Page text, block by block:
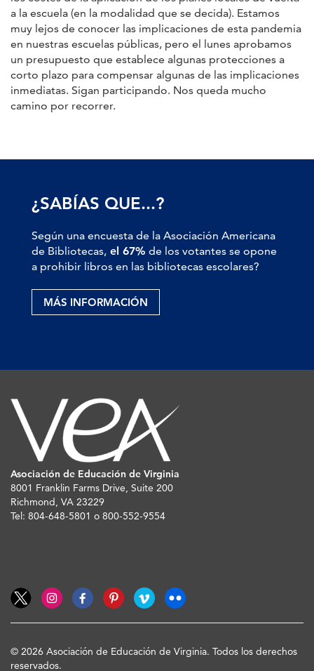
a la escuela (en la modalidad que se decida). Estamos
muy lejos de conocer las implicaciones de esta pandemia
en nuestras escuelas públicas, pero el lunes aprobamos
un presupuesto que establece algunas protecciones a
corto plazo para compensar algunas de las implicaciones
inmediatas. Sigan participando. Nos queda mucho
camino por recorrer.
¿SABÍAS QUE...?
Según una encuesta de la Asociación Americana
de Bibliotecas, el 67% de los votantes se opone
a prohibir libros en las bibliotecas escolares?
MÁS INFORMACIÓN
Asociación de Educación de Virginia
8001 Franklin Farms Drive, Suite 200
Richmond, VA 23229
Tel: 804-648-5801 o 800-552-9554
© 2026 Asociación de Educación de Virginia. Todos los derechos
reservados.